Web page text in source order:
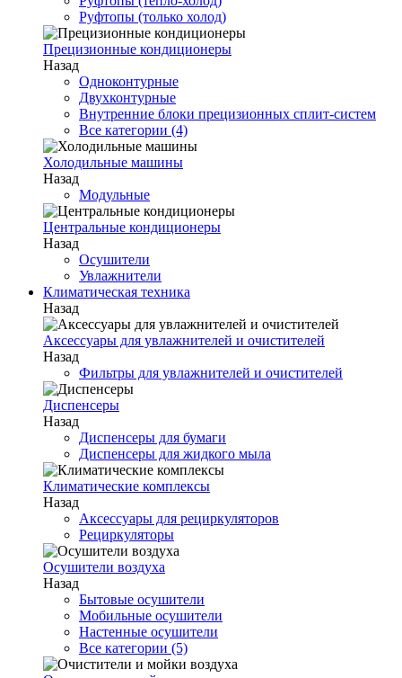
Руфтопы (только холод)
Прецизионные кондиционеры
Назад
Одноконтурные
Двухконтурные
Внутренние блоки прецизионных сплит-систем
Все категории (4)
Холодильные машины
Назад
Модульные
Центральные кондиционеры
Назад
Осушители
Увлажнители
Климатическая техника
Назад
Аксессуары для увлажнителей и очистителей
Назад
Фильтры для увлажнителей и очистителей
Диспенсеры
Назад
Диспенсеры для бумаги
Диспенсеры для жидкого мыла
Климатические комплексы
Назад
Аксессуары для рециркуляторов
Рециркуляторы
Осушители воздуха
Назад
Бытовые осушители
Мобильные осушители
Настенные осушители
Все категории (5)